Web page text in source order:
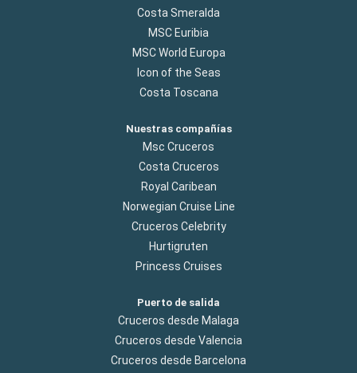
Costa Smeralda
MSC Euribia
MSC World Europa
Icon of the Seas
Costa Toscana
Nuestras compañías
Msc Cruceros
Costa Cruceros
Royal Caribean
Norwegian Cruise Line
Cruceros Celebrity
Hurtigruten
Princess Cruises
Puerto de salida
Cruceros desde Malaga
Cruceros desde Valencia
Cruceros desde Barcelona